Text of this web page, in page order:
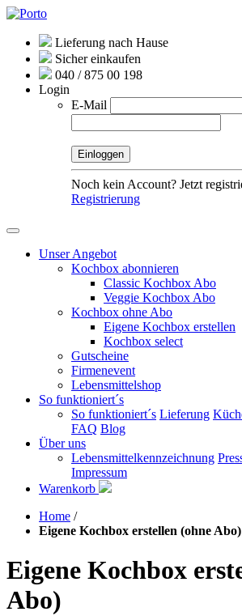
Lieferung nach Hause
Sicher einkaufen
040 / 875 00 198
Login
E-Mail
Noch kein Account? Jetzt
Registrierung
Unser Angebot
Kochbox abonnieren
Classic Kochbox Abo
Veggie Kochbox Abo
Kochbox ohne Abo
Eigene Kochbox erstellen
Kochbox select
Gutscheine
Firmenevent
Lebensmittelshop
So funktioniert´s
So funktioniert´s Lieferung
FAQ Blog
Über uns
Lebensmittelkennzeichnung
Impressum
Warenkorb
Home /
Eigene Kochbox erstellen (ohne Abo)
Eigene Kochbox
Abo)